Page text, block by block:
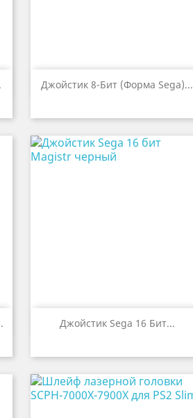
Джойстик 8-Бит (форма Sega)...
 Быстрый просмотр
Джойстик Sega 16 Бит...
 Быстрый просмотр